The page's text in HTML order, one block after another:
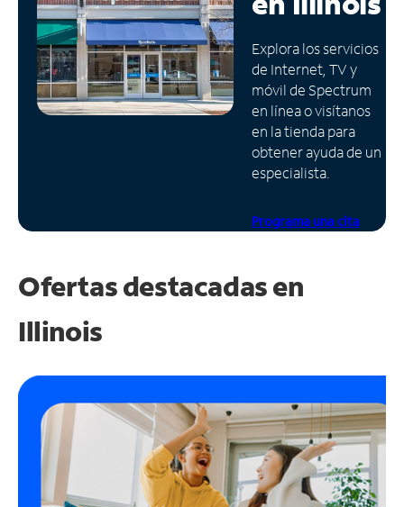
Administrar
cuenta
Encuentra
una
tienda
Explora los servicios
de Internet, TV y
móvil de Spectrum
en línea o visítanos
en la tienda para
obtener ayuda de un
especialista.
Programa una cita
Ofertas destacadas en
Illinois